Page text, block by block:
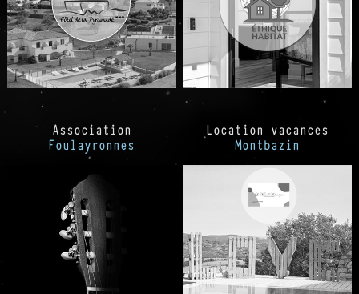
Association
Foulayronnes
Location vacances
Montbazin